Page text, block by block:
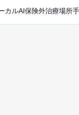
カルAI保険外治療場所